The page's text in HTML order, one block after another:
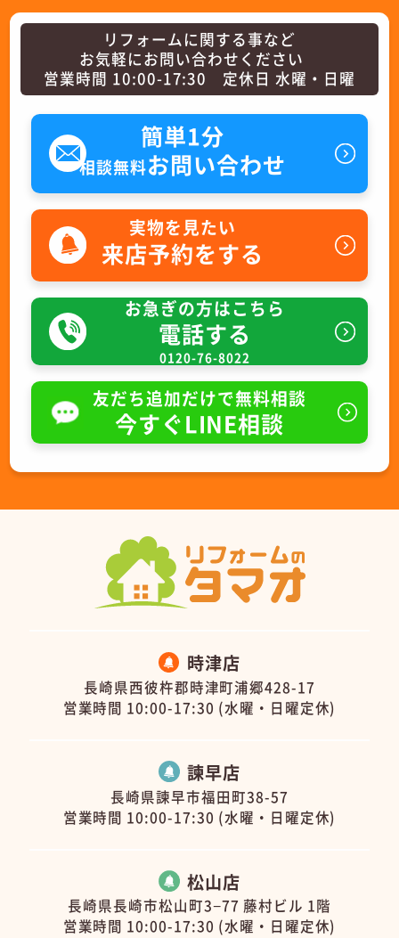
リフォームに関する事など
お気軽にお問い合わせください
営業時間 10:00-17:30 定休日 水曜・日曜
簡単1分
相談無料お問い合わせ
実物を見たい
来店予約をする
お急ぎの方はこちら
電話する
0120-76-8022
友だち追加だけで無料相談
今すぐLINE相談
時津店
長崎県西彼杵郡時津町浦郷428-17
営業時間 10:00-17:30 (水曜・日曜定休)
諫早店
長崎県諫早市福田町38-57
営業時間 10:00-17:30 (水曜・日曜定休)
松山店
長崎県長崎市松山町3−77 藤村ビル 1階
営業時間 10:00-17:30 (水曜・日曜定休)